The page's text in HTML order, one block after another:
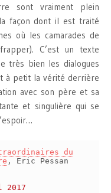
sont vraiment plein
façon dont il est traité
où les camarades de
C’est un texte
très bien les dialogues
à petit la vérité derrière
avec son père et sa
et singulière qui se
du
, Eric Pessan
2017